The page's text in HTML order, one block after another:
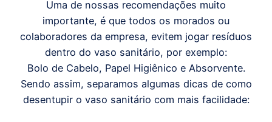
Uma de nossas recomendações muito
importante, é que todos os morados ou
colaboradores da empresa, evitem jogar resíduos
dentro do vaso sanitário, por exemplo:
Bolo de Cabelo, Papel Higiênico e Absorvente.
Sendo assim, separamos algumas dicas de como
desentupir o vaso sanitário com mais facilidade: